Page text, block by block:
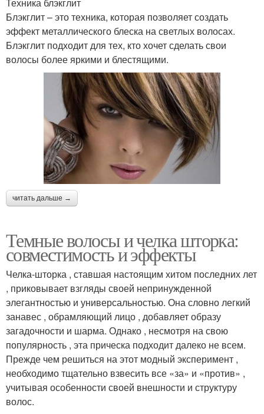
Техника блэкглит
Блэкглит – это техника, которая позволяет создать
эффект металлического блеска на светлых волосах.
Блэкглит подходит для тех, кто хочет сделать свои
волосы более яркими и блестящими.
читать дальше →
Темные волосы и челка шторка:
совместимость и эффекты
Челка-шторка , ставшая настоящим хитом последних лет
, приковывает взгляды своей непринужденной
элегантностью и универсальностью. Она словно легкий
занавес , обрамляющий лицо , добавляет образу
загадочности и шарма. Однако , несмотря на свою
популярность , эта прическа подходит далеко не всем.
Прежде чем решиться на этот модный эксперимент ,
необходимо тщательно взвесить все «за» и «против» ,
учитывая особенности своей внешности и структуру
волос.